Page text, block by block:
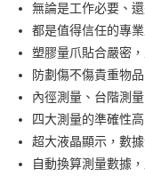
AFTEE先享後付
相關說明
【關於「AFTEE先享後付
AFTEE先享後付是「在收
１．簡單：不需註冊會員
２．便利：只要手機號碼
３．安心：先確認商品
【「AFTEE先享後付」結
ATM付款
運送方式
全家取貨付款
每筆NT$60，滿
無論是工作必要、
都是值得信任的專業
塑膠量爪貼合嚴密
防劃傷不傷貴重物
內徑測量、台階測
四大測量的準確性
超大液晶顯示，數
自動換算測量數據